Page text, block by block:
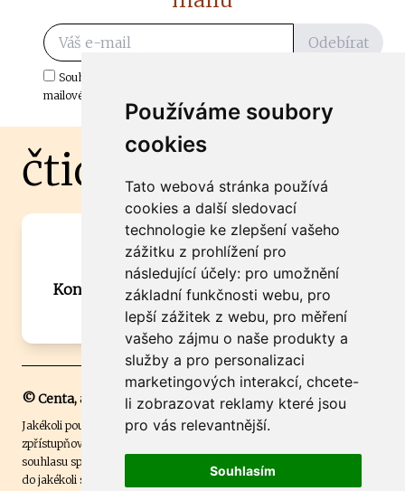
Používáme soubory
cookies
Tato webová stránka používá
cookies a další sledovací
technologie ke zlepšení vašeho
zážitku z prohlížení pro
následující účely: pro umožnění
základní funkčnosti webu, pro
lepší zážitek z webu, pro měření
vašeho zájmu o naše produkty a
služby a pro personalizaci
marketingových interakcí, chcete-
li zobrazovat reklamy které jsou
pro vás relevantnější.
Souhlasím
Odebírat
Souhlasím s odběrem důležitých zpráv ze ČtiDoma.cz do mé e-
mailové schránky.
čtidoma.cz
Máte zajímavou informaci? Chcete
spolupracovat?
Kontaktujte šéfredaktora Martina Chalupu:
chalupa@ctidoma.cz
© Centa, a.s.
Jakékoli použití obsahu včetně převzetí, šíření či dalšího užití a
zpřístupňování textových či obrazových materiálů bez písemného
souhlasu společnosti Centa,a.s. je zakázáno. Čtenář svým přihlášením
do jakékoli soutěže na našem webu dává souhlas s tím, že v případě, že